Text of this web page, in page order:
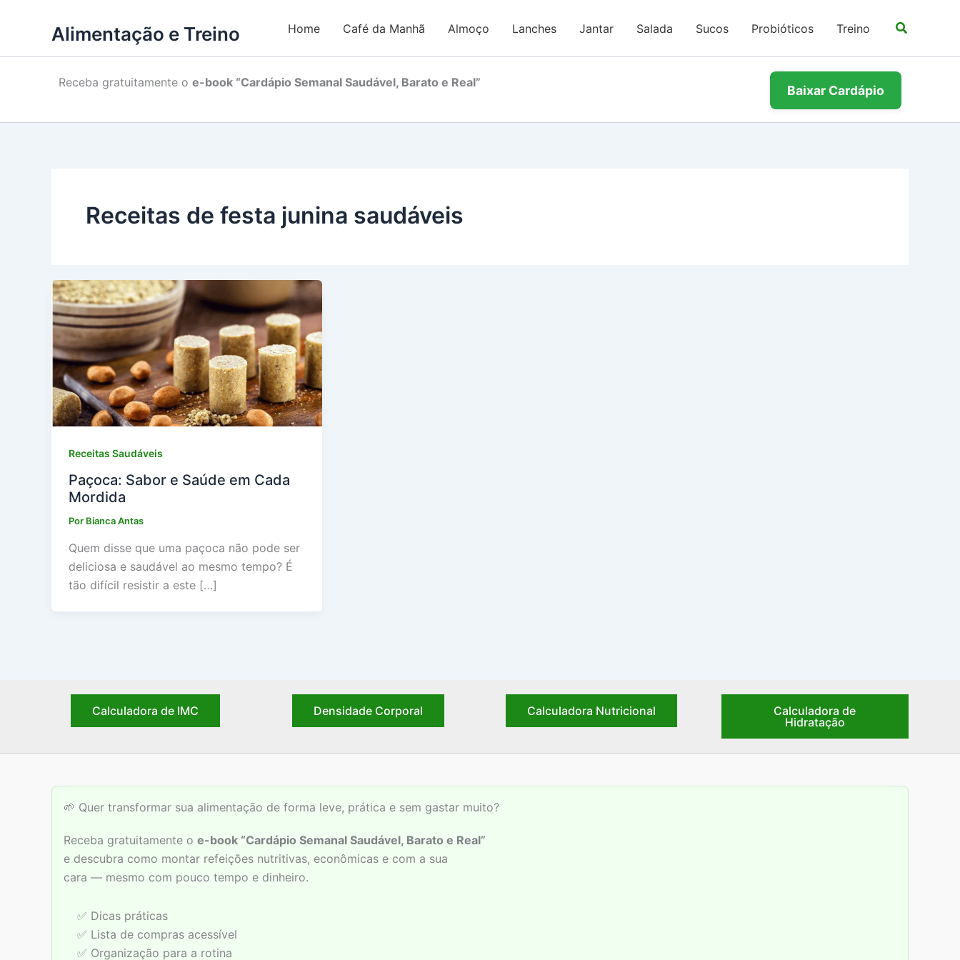
Alimentação e Treino Home Café da Manhã Almoço Lanches Jantar Salada Sucos Probióticos Treino
Receba gratuitamente o e-book “Cardápio Semanal Saudável, Barato e Real”
Baixar Cardápio
Receitas de festa junina saudáveis
Receitas Saudáveis
Paçoca: Sabor e Saúde em Cada
Mordida
Por Bianca Antas
Quem disse que uma paçoca não pode ser
deliciosa e saudável ao mesmo tempo? É
tão difícil resistir a este […]
Calculadora de IMC Densidade Corporal Calculadora Nutricional
Calculadora de
Hidratação
🌱 Quer transformar sua alimentação de forma leve, prática e sem gastar muito?
Receba gratuitamente o e-book “Cardápio Semanal Saudável, Barato e Real”
e descubra como montar refeições nutritivas, econômicas e com a sua
cara — mesmo com pouco tempo e dinheiro.
✅ Dicas práticas
✅ Lista de compras acessível
✅ Organização para a rotina